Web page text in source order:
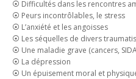
⦿ Difficultés dans les rencontres
⦿ Peurs incontrôlables, le stress
⦿ L’anxiété et les angoisses
⦿ Les séquelles de divers
⦿ Une maladie grave (cancers,
⦿ La dépression
⦿ Un épuisement moral et